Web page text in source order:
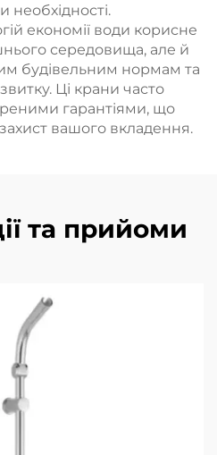
необхідності.
економії води корисне
середовища, але й
будівельним нормам та
Ці крани часто
гарантіями, що
вашого вкладення.
та прийоми